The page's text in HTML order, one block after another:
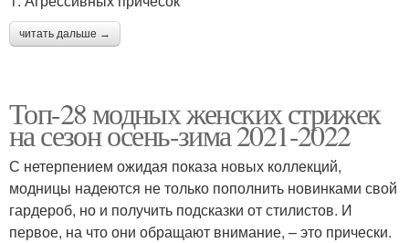
читать дальше →
Топ-28 модных женских стрижек
на сезон осень-зима 2021-2022
С нетерпением ожидая показа новых коллекций,
модницы надеются не только пополнить новинками свой
гардероб, но и получить подсказки от стилистов. И
первое, на что они обращают внимание, – это прически.